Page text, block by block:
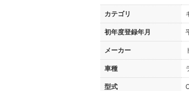
カテゴリ
初年度登録年月
メーカー
車種
型式